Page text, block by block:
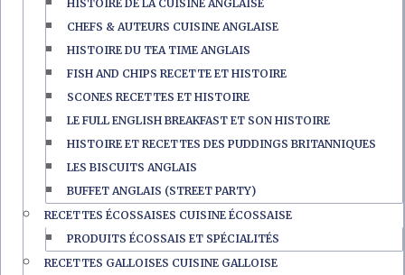
HISTOIRE DE LA CUISINE ANGLAISE
CHEFS & AUTEURS CUISINE ANGLAISE
HISTOIRE DU TEA TIME ANGLAIS
FISH AND CHIPS RECETTE ET HISTOIRE
SCONES RECETTES ET HISTOIRE
LE FULL ENGLISH BREAKFAST ET SON HISTOIRE
HISTOIRE ET RECETTES DES PUDDINGS BRITANNIQUES
LES BISCUITS ANGLAIS
BUFFET ANGLAIS (STREET PARTY)
RECETTES ÉCOSSAISES CUISINE ÉCOSSAISE
PRODUITS ÉCOSSAIS ET SPÉCIALITÉS
RECETTES GALLOISES CUISINE GALLOISE